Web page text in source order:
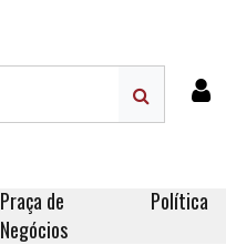
Praça de
Negócios
Política